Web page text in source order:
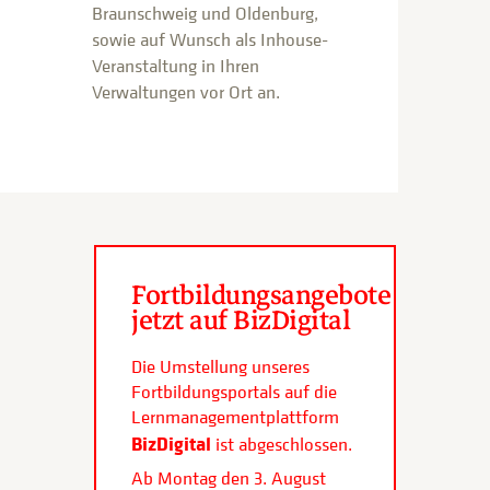
Braunschweig und Oldenburg,
sowie auf Wunsch als Inhouse-
Veranstaltung in Ihren
Verwaltungen vor Ort an.
Fortbildungsangebote
jetzt auf BizDigital
Die Umstellung unseres
Fortbildungsportals auf die
Lernmanagementplattform
BizDigital ist abgeschlossen.
Ab Montag den 3. August